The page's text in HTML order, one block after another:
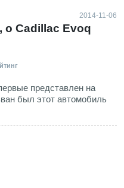
2014-11-06
о Cadillac Evoq
представлен на
был этот автомобиль